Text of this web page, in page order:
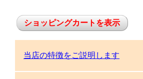
ショッピングカートを表示
当店の特徴をご説明します